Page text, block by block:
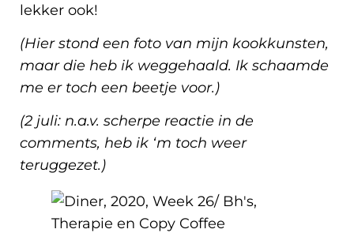
lekker ook!
(Hier stond een foto van mijn kookkunsten,
maar die heb ik weggehaald. Ik schaamde
me er toch een beetje voor.)
(2 juli: n.a.v. scherpe reactie in de
comments, heb ik ‘m toch weer
teruggezet.)